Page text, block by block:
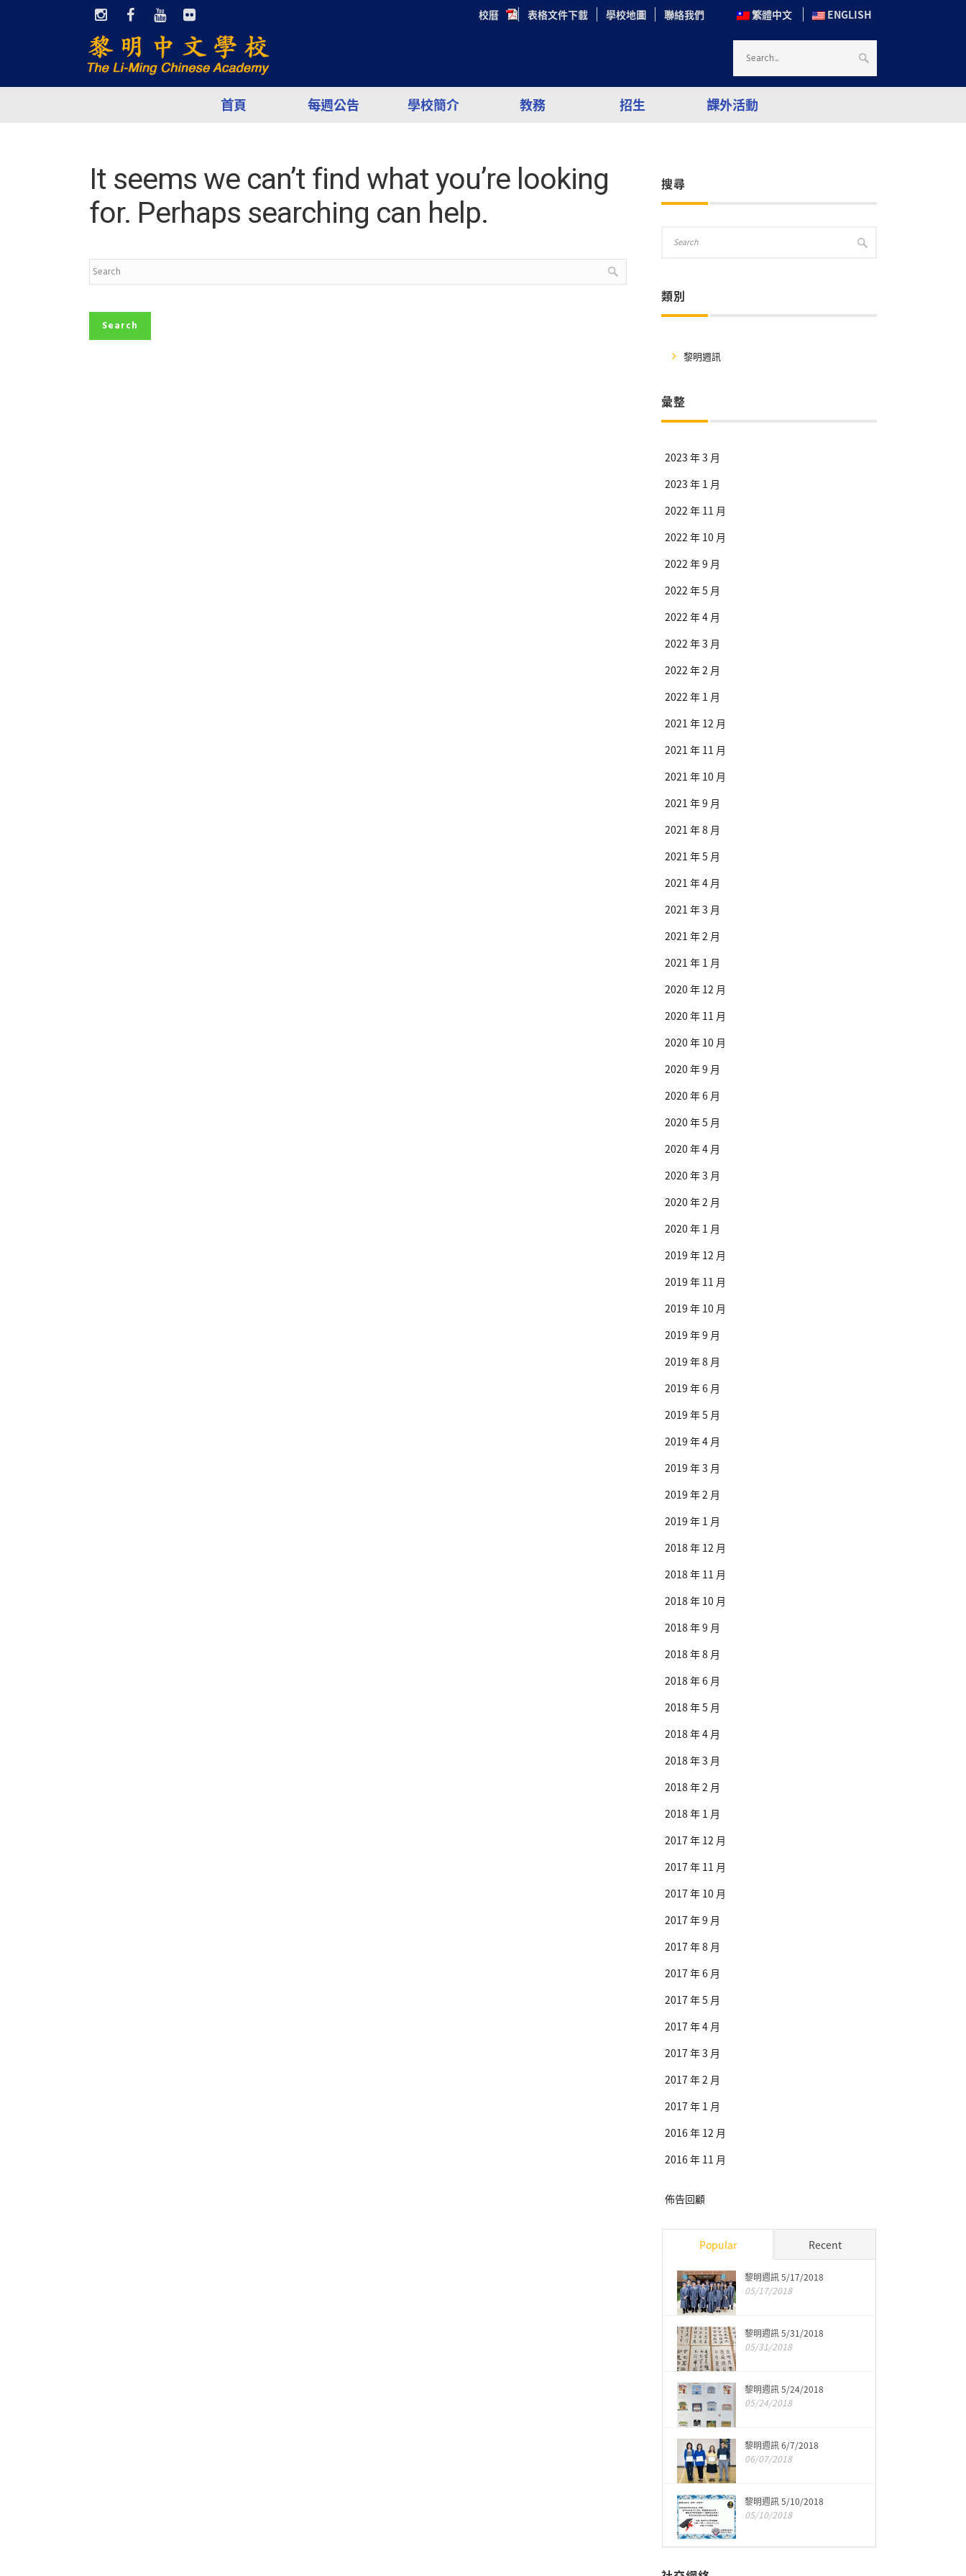
繁體中文 ENGLISH
校曆 表格文件下載 學校地圖 聯絡我們
首頁 每週公告 學校簡介 教務 招生 課外活動
It seems we can’t find what you’re looking
for. Perhaps searching can help.
搜尋
類別
黎明週訊
彙整
2023 年 3 月
2023 年 1 月
2022 年 11 月
2022 年 10 月
2022 年 9 月
2022 年 5 月
2022 年 4 月
2022 年 3 月
2022 年 2 月
2022 年 1 月
2021 年 12 月
2021 年 11 月
2021 年 10 月
2021 年 9 月
2021 年 8 月
2021 年 5 月
2021 年 4 月
2021 年 3 月
2021 年 2 月
2021 年 1 月
2020 年 12 月
2020 年 11 月
2020 年 10 月
2020 年 9 月
2020 年 6 月
2020 年 5 月
2020 年 4 月
2020 年 3 月
2020 年 2 月
2020 年 1 月
2019 年 12 月
2019 年 11 月
2019 年 10 月
2019 年 9 月
2019 年 8 月
2019 年 6 月
2019 年 5 月
2019 年 4 月
2019 年 3 月
2019 年 2 月
2019 年 1 月
2018 年 12 月
2018 年 11 月
2018 年 10 月
2018 年 9 月
2018 年 8 月
2018 年 6 月
2018 年 5 月
2018 年 4 月
2018 年 3 月
2018 年 2 月
2018 年 1 月
2017 年 12 月
2017 年 11 月
2017 年 10 月
2017 年 9 月
2017 年 8 月
2017 年 6 月
2017 年 5 月
2017 年 4 月
2017 年 3 月
2017 年 2 月
2017 年 1 月
2016 年 12 月
2016 年 11 月
佈告回顧
Popular Recent
黎明週訊 5/17/2018
05/17/2018
黎明週訊 5/31/2018
05/31/2018
黎明週訊 5/24/2018
05/24/2018
黎明週訊 6/7/2018
06/07/2018
黎明週訊 5/10/2018
05/10/2018